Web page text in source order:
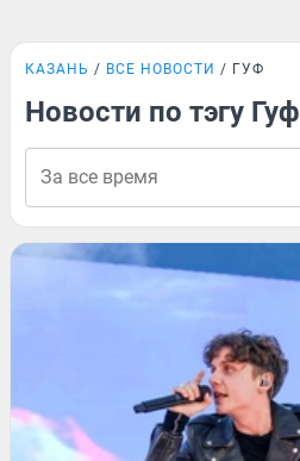
КАЗАНЬ ВСЕ НОВОСТИ ГУФ
Новости по тэгу Гуф